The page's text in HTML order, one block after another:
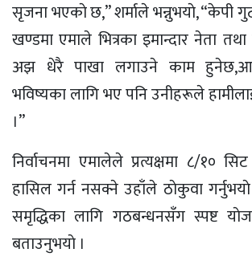
सृजना भएकाे छ,” शर्माले भन्नुभयाे, “केपी
खण्डमा एमाले भित्रका इमान्दार नेता
अझ धेरै पाखा लगाउने काम
भविष्यका लागि भए पनि उनीहरूले
।”
निर्वाचनमा एमालेले प्रत्यक्षमा ८/१०
हासिल गर्न नसक्ने उहाँले ठाेकुवा
समृद्धिका लागि गठबन्धनसँग स्पष्ट
बताउनुभयाे ।